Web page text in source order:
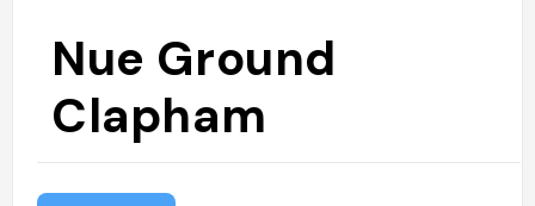
Nue Ground
Clapham